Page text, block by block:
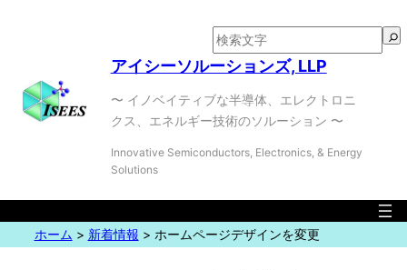
アイシーソルーションズ, LLP
検
索
〜 イノベイティブな半導体、エレクトロニ
クス、エネルギー技術のソルーション 〜
Innovative Semiconductors, Electronics, & Energy
Solutions
ホーム > 新着情報 > ホームページデザインを変更